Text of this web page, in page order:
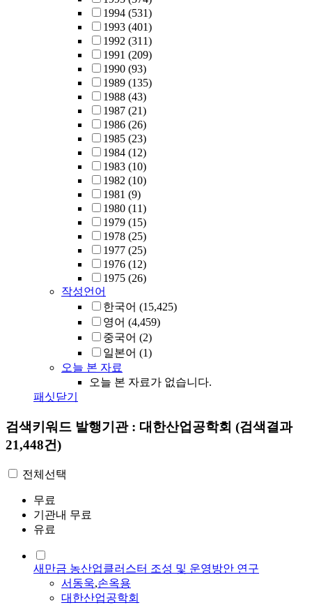
1994 (531)
1993 (401)
1992 (311)
1991 (209)
1990 (93)
1989 (135)
1988 (43)
1987 (21)
1986 (26)
1985 (23)
1984 (12)
1983 (10)
1982 (10)
1981 (9)
1980 (11)
1979 (15)
1978 (25)
1977 (25)
1976 (12)
1975 (26)
작성언어
한국어 (15,425)
영어 (4,459)
중국어 (2)
일본어 (1)
오늘 본 자료
오늘 본 자료가 없습니다.
패싯닫기
검색키워드 발행기관 : 대한산업공학회 (검색결과
21,448건)
전체선택
무료
기관내 무료
유료
새만금 농산업클러스터 조성 및 운영방안 연구
서동욱,손옥용
대한산업공학회